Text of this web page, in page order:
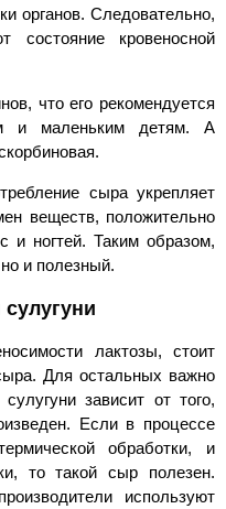
органов. Следовательно,
состояние кровеносной
что его рекомендуется
и маленьким детям. А
сыра укрепляет
веществ, положительно
и ногтей. Таким образом,
и полезный.
лактозы, стоит
Для остальных важно
зависит от того,
Если в процессе
обработки, и
то такой сыр полезен.
используют